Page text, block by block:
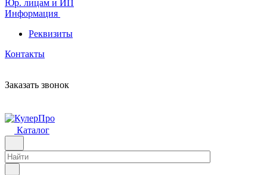
Юр. лицам и ИП
Информация
Реквизиты
Контакты
Заказать звонок
Каталог